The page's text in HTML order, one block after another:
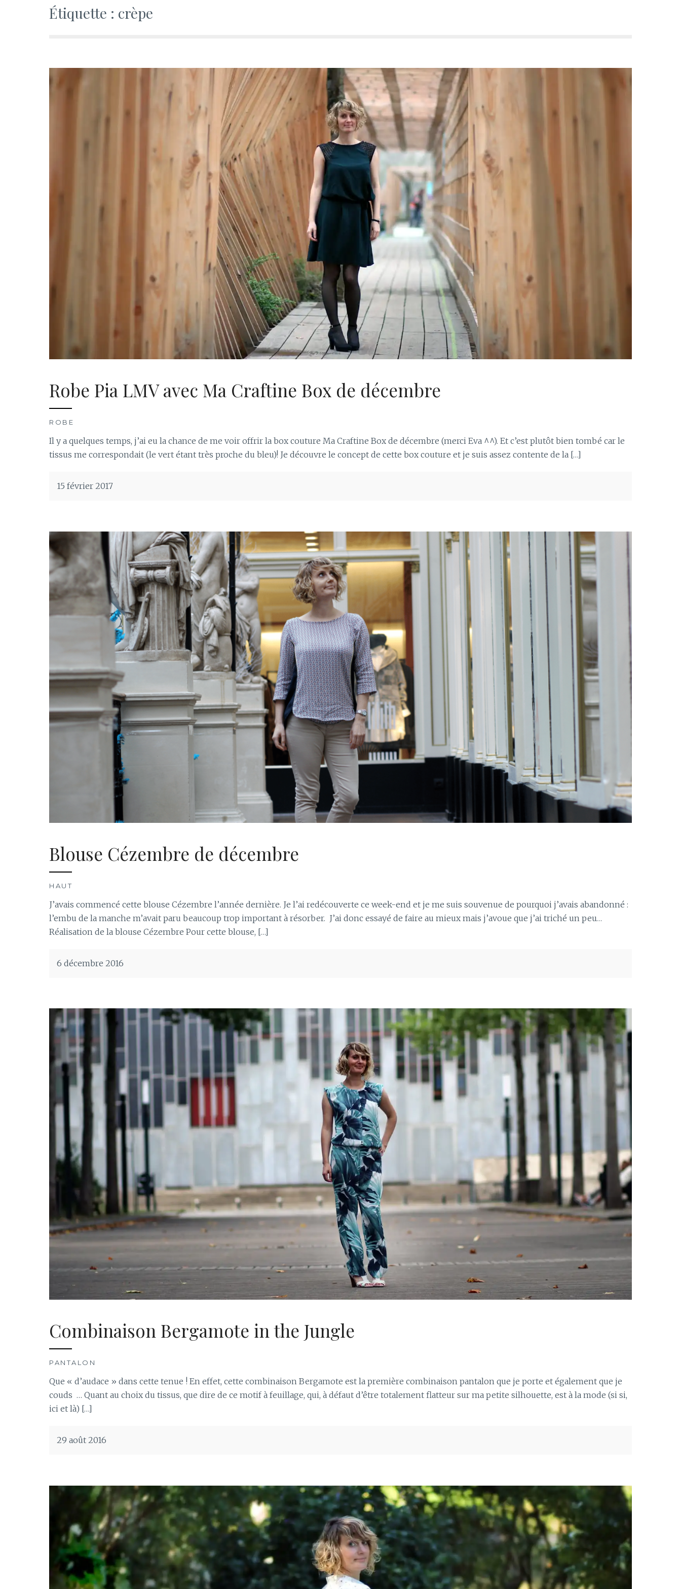
Étiquette : crèpe
Robe Pia LMV avec Ma Craftine Box de décembre
ROBE
Il y a quelques temps, j’ai eu la chance de me voir offrir la box couture Ma Craftine Box de décembre (merci Eva ^^). Et c’est plutôt bien tombé car le
tissus me correspondait (le vert étant très proche du bleu)! Je découvre le concept de cette box couture et je suis assez contente de la […]
15 février 2017
Blouse Cézembre de décembre
HAUT
J’avais commencé cette blouse Cézembre l’année dernière. Je l’ai redécouverte ce week-end et je me suis souvenue de pourquoi j’avais abandonné :
l’embu de la manche m’avait paru beaucoup trop important à résorber. J’ai donc essayé de faire au mieux mais j’avoue que j’ai triché un peu…
Réalisation de la blouse Cézembre Pour cette blouse, […]
6 décembre 2016
Combinaison Bergamote in the Jungle
PANTALON
Que « d’audace » dans cette tenue ! En effet, cette combinaison Bergamote est la première combinaison pantalon que je porte et également que je
couds … Quant au choix du tissus, que dire de ce motif à feuillage, qui, à défaut d’être totalement flatteur sur ma petite silhouette, est à la mode (si si,
ici et là) […]
29 août 2016